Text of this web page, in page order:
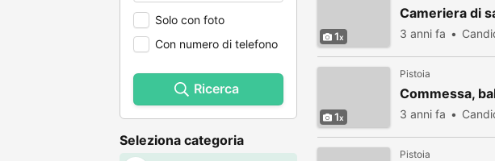
Solo con foto
Con numero di telefono
Ricerca
Seleziona categoria
1
Cameriera di
3 anni fa
1
Pistoia
Commessa,
3 anni fa
Pistoia